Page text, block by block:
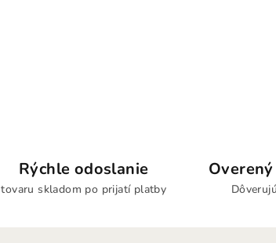
Rýchle odoslanie
tovaru skladom po prijatí platby